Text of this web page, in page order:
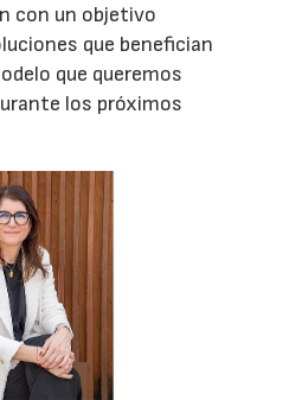
con un objetivo
que benefician
que queremos
los próximos